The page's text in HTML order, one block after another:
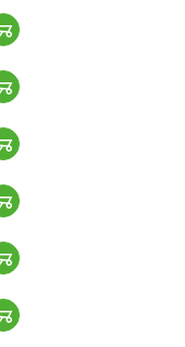
Warenkorb hinzufügen
Warenkorb hinzufügen
Warenkorb hinzufügen
Warenkorb hinzufügen
Warenkorb hinzufügen
Warenkorb hinzufügen